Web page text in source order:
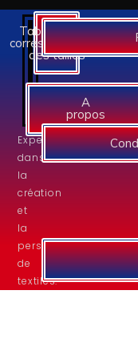
Experts
dans
la
création
et
la
personnalisation
de
textiles.
Tableaux des
correspondances
des tailles
A
propos